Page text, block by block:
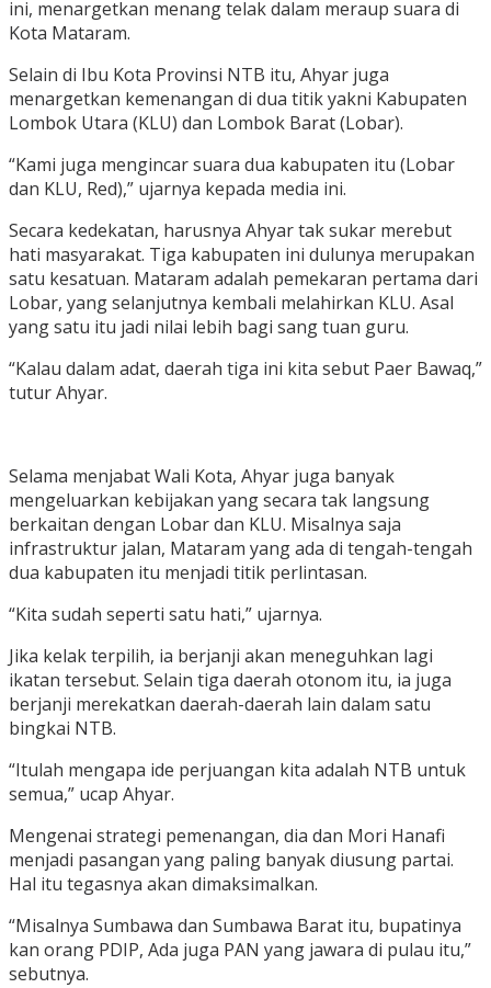
ini, menargetkan menang telak dalam meraup suara di
Kota Mataram.
Selain di Ibu Kota Provinsi NTB itu, Ahyar juga
menargetkan kemenangan di dua titik yakni Kabupaten
Lombok Utara (KLU) dan Lombok Barat (Lobar).
“Kami juga mengincar suara dua kabupaten itu (Lobar
dan KLU, Red),” ujarnya kepada media ini.
Secara kedekatan, harusnya Ahyar tak sukar merebut
hati masyarakat. Tiga kabupaten ini dulunya merupakan
satu kesatuan. Mataram adalah pemekaran pertama dari
Lobar, yang selanjutnya kembali melahirkan KLU. Asal
yang satu itu jadi nilai lebih bagi sang tuan guru.
“Kalau dalam adat, daerah tiga ini kita sebut Paer Bawaq,”
tutur Ahyar.
Selama menjabat Wali Kota, Ahyar juga banyak
mengeluarkan kebijakan yang secara tak langsung
berkaitan dengan Lobar dan KLU. Misalnya saja
infrastruktur jalan, Mataram yang ada di tengah-tengah
dua kabupaten itu menjadi titik perlintasan.
“Kita sudah seperti satu hati,” ujarnya.
Jika kelak terpilih, ia berjanji akan meneguhkan lagi
ikatan tersebut. Selain tiga daerah otonom itu, ia juga
berjanji merekatkan daerah-daerah lain dalam satu
bingkai NTB.
“Itulah mengapa ide perjuangan kita adalah NTB untuk
semua,” ucap Ahyar.
Mengenai strategi pemenangan, dia dan Mori Hanafi
menjadi pasangan yang paling banyak diusung partai.
Hal itu tegasnya akan dimaksimalkan.
“Misalnya Sumbawa dan Sumbawa Barat itu, bupatinya
kan orang PDIP, Ada juga PAN yang jawara di pulau itu,”
sebutnya.